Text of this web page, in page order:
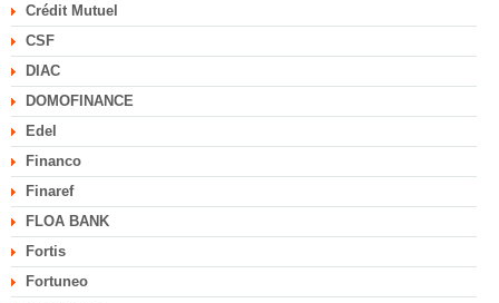
Crédit Mutuel
CSF
DIAC
DOMOFINANCE
Edel
Financo
Finaref
FLOA BANK
Fortis
Fortuneo